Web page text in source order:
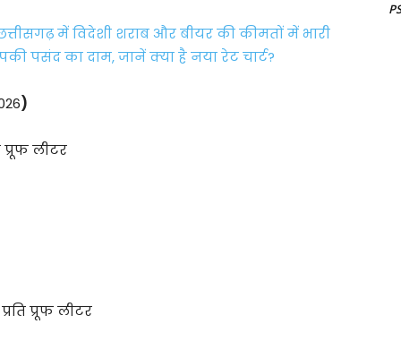
)
प्रूफ लीटर
प्रूफ लीटर